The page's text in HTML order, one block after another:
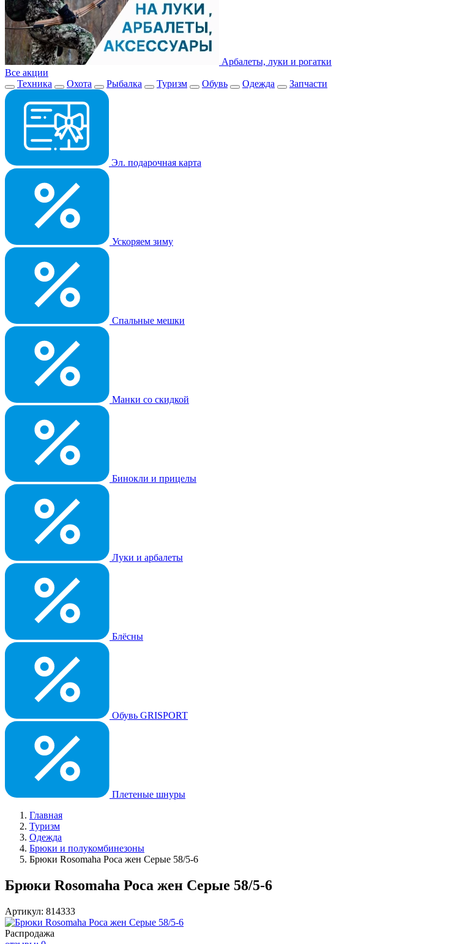
Арбалеты, луки и рогатки
Все акции
Техника
Охота Рыбалка Туризм Обувь Одежда Запчасти
Эл. подарочная карта
Ускоряем зиму
Спальные мешки
Манки со скидкой
Бинокли и прицелы
Луки и арбалеты
Блёсны
Обувь GRISPORT
Плетеные шнуры
Главная
Туризм
Одежда
Брюки и полукомбинезоны
Брюки Rosomaha Роса жен Серые 58/5-6
Брюки Rosomaha Роса жен Серые 58/5-6
Артикул: 814333
Распродажа